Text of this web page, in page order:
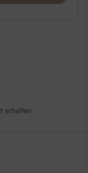
erhalten